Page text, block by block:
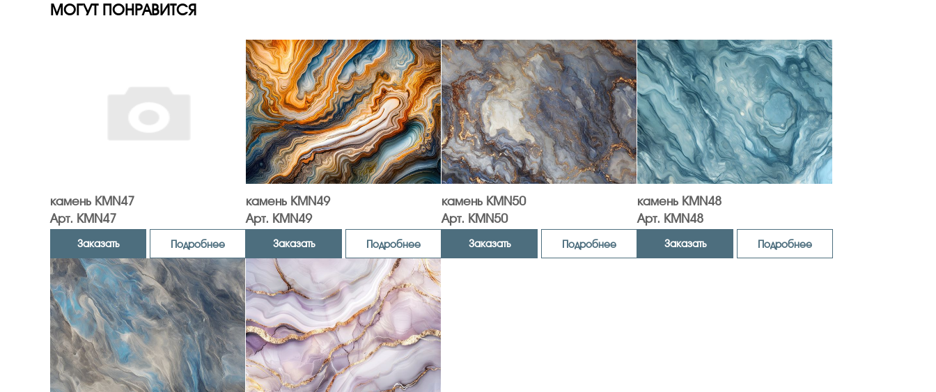
МОГУТ ПОНРАВИТСЯ
камень KMN47
Арт. KMN47
Заказать Подробнее
камень KMN49
Арт. KMN49
Заказать Подробнее
камень KMN50
Арт. KMN50
Заказать Подробнее
камень KMN48
Арт. KMN48
Заказать Подробнее